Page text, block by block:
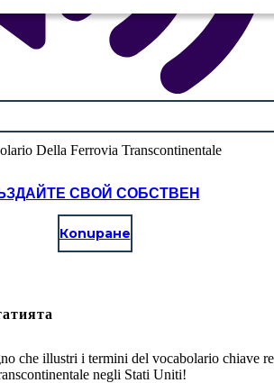
СВОЙ СОБСТВЕН
Копиране
che illustri i termini del vocabolario chiave
negli Stati Uniti!